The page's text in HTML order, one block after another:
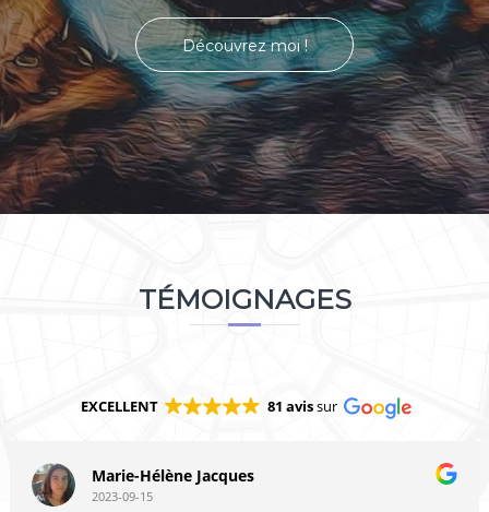
Découvrez moi !
TÉMOIGNAGES
EXCELLENT 81 avissur
Marie-Hélène Jacques
2023-09-15